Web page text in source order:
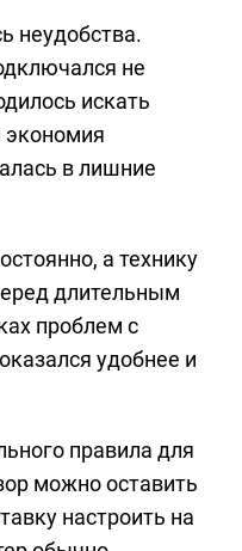
неудобства.
не
искать
экономия
в лишние
а технику
длительным
проблем с
удобнее и
правила для
можно оставить
настроить на